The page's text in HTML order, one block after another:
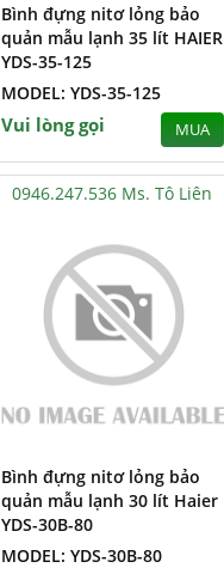
Bình đựng nitơ lỏng bảo
quản mẫu lạnh 35 lít HAIER
YDS-35-125
MODEL: YDS-35-125
Vui lòng gọi MUA
0946.247.536 Ms. Tô Liên
Bình đựng nitơ lỏng bảo
quản mẫu lạnh 30 lít Haier
YDS-30B-80
MODEL: YDS-30B-80